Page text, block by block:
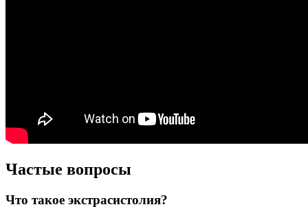
Частые вопросы
Что такое экстрасистолия?